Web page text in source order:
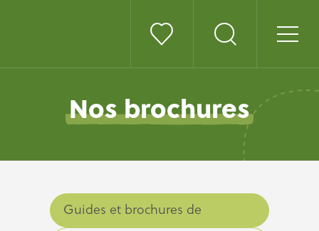
Nos brochures
Guides et brochures de